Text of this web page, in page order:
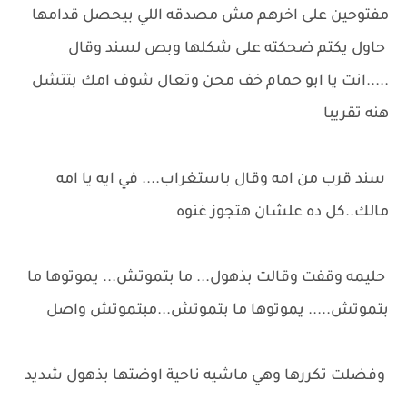
مفتوحين على اخرهم مش مصدقه اللي بيحصل قدامها
حاول يكتم ضحكته على شكلها وبص لسند وقال
.....انت يا ابو حمام خف محن وتعال شوف امك بتتشل
هنه تقريبا
سند قرب من امه وقال باستغراب.... في ايه يا امه
مالك..كل ده علشان هتجوز غنوه
حليمه وقفت وقالت بذهول... ما بتموتش... يموتوها ما
بتموتش..... يموتوها ما بتموتش...مبتموتش واصل
وفضلت تكررها وهي ماشيه ناحية اوضتها بذهول شديد